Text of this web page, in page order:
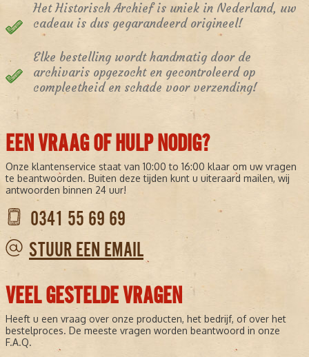
Het Historisch Archief is uniek in Nederland, uw
cadeau is dus gegarandeerd origineel!
Elke bestelling wordt handmatig door de
archivaris opgezocht en gecontroleerd op
compleetheid en schade voor verzending!
EEN VRAAG OF HULP NODIG?
Onze klantenservice staat van 10:00 to 16:00 klaar om uw vragen
te beantwoorden. Buiten deze tijden kunt u uiteraard mailen, wij
antwoorden binnen 24 uur!
0341 55 69 69
STUUR EEN EMAIL
VEEL GESTELDE VRAGEN
Heeft u een vraag over onze producten, het bedrijf, of over het
bestelproces. De meeste vragen worden beantwoord in onze
F.A.Q.